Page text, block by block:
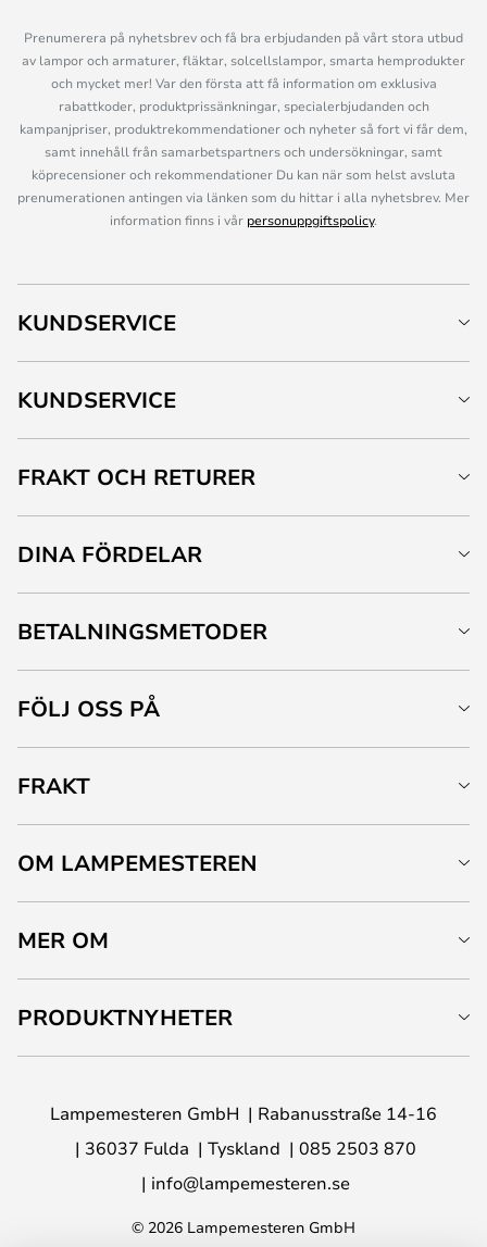
Prenumerera på nyhetsbrev och få bra erbjudanden på vårt stora utbud
av lampor och armaturer, fläktar, solcellslampor, smarta hemprodukter
och mycket mer! Var den första att få information om exklusiva
rabattkoder, produktprissänkningar, specialerbjudanden och
kampanjpriser, produktrekommendationer och nyheter så fort vi får dem,
samt innehåll från samarbetspartners och undersökningar, samt
köprecensioner och rekommendationer Du kan när som helst avsluta
prenumerationen antingen via länken som du hittar i alla nyhetsbrev. Mer
information finns i vår personuppgiftspolicy.
KUNDSERVICE
KUNDSERVICE
FRAKT OCH RETURER
DINA FÖRDELAR
BETALNINGSMETODER
FÖLJ OSS PÅ
FRAKT
OM LAMPEMESTEREN
MER OM
PRODUKTNYHETER
Lampemesteren GmbH
Rabanusstraße 14-16
36037 Fulda
Tyskland
085 2503 870
info@lampemesteren.se
© 2026 Lampemesteren GmbH